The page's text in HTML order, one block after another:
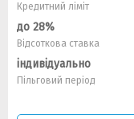
Кредитний ліміт
до 28%
Відсоткова ставка
індивідуально
Пільговий період